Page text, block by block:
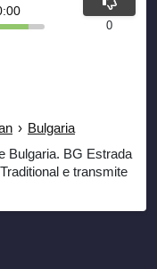
› Bulgaria
Bulgaria. BG Estrada
e transmite
0